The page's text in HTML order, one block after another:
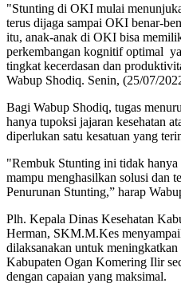
"Stunting di OKI mulai
terus dijaga sampai OKI benar-
itu, anak-anak di OKI bisa
perkembangan kognitif optimal
tingkat kecerdasan dan
Wabup Shodiq. Senin, (25/07/
Bagi Wabup Shodiq, tugas
hanya tupoksi jajaran kesehatan
diperlukan satu kesatuan yang
"Rembuk Stunting ini tidak hanya
mampu menghasilkan solusi dan
Penurunan Stunting,” harap
Plh. Kepala Dinas Kesehatan
Herman, SKM.M.Kes
dilaksanakan untuk
Kabupaten Ogan Komering Ilir
dengan capaian yang maksimal.